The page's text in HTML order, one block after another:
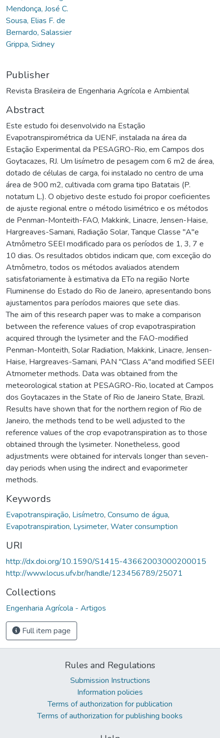
Mendonça, José C.
Sousa, Elias F. de
Bernardo, Salassier
Grippa, Sidney
Publisher
Revista Brasileira de Engenharia Agrícola e Ambiental
Abstract
Este estudo foi desenvolvido na Estação
Evapotranspirométrica da UENF, instalada na área da
Estação Experimental da PESAGRO-Rio, em Campos dos
Goytacazes, RJ. Um lisímetro de pesagem com 6 m2 de área,
dotado de células de carga, foi instalado no centro de uma
área de 900 m2, cultivada com grama tipo Batatais (P.
notatum L.). O objetivo deste estudo foi propor coeficientes
de ajuste regional entre o método lisimétrico e os métodos
de Penman-Monteith-FAO, Makkink, Linacre, Jensen-Haise,
Hargreaves-Samani, Radiação Solar, Tanque Classe "A"e
Atmômetro SEEI modificado para os períodos de 1, 3, 7 e
10 dias. Os resultados obtidos indicam que, com exceção do
Atmômetro, todos os métodos avaliados atendem
satisfatoriamente à estimativa da ETo na região Norte
Fluminense do Estado do Rio de Janeiro, apresentando bons
ajustamentos para períodos maiores que sete dias.
The aim of this research paper was to make a comparison
between the reference values of crop evapotraspiration
acquired through the lysimeter and the FAO-modified
Penman-Monteith, Solar Radiation, Makkink, Linacre, Jensen-
Haise, Hargreaves-Samani, PAN "Class A"and modified SEEI
Atmometer methods. Data was obtained from the
meteorological station at PESAGRO-Rio, located at Campos
dos Goytacazes in the State of Rio de Janeiro State, Brazil.
Results have shown that for the northern region of Rio de
Janeiro, the methods tend to be well adjusted to the
reference values of the crop evapotranspiration as to those
obtained through the lysimeter. Nonetheless, good
adjustments were obtained for intervals longer than seven-
day periods when using the indirect and evaporimeter
methods.
Keywords
Evapotranspiração, Lisímetro, Consumo de água,
Evapotranspiration, Lysimeter, Water consumption
URI
http://dx.doi.org/10.1590/S1415-43662003000200015
http://www.locus.ufv.br/handle/123456789/25071
Collections
Engenharia Agrícola - Artigos
Full item page
Rules and Regulations
Submission Instructions
Information policies
Terms of authorization for publication
Terms of authorization for publishing books